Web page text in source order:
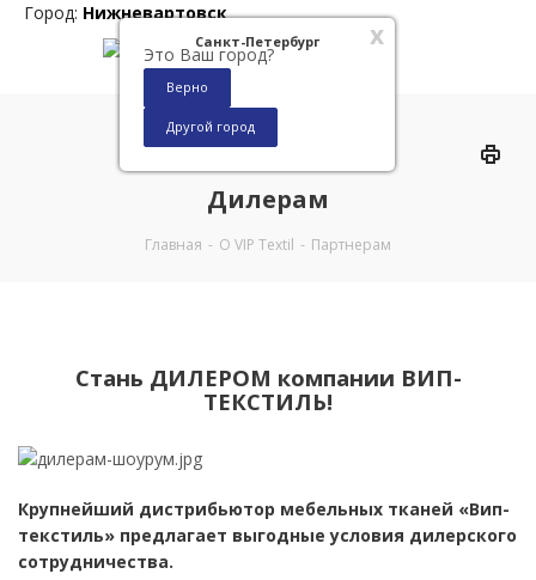
x
Санкт-Петербург
Это Ваш город?
Верно
Другой город
Город: Нижневартовск
Дилерам
Главная - О VIP Textil - Партнерам
Cтань ДИЛЕРОМ компании ВИП-
ТЕКСТИЛЬ!
Крупнейший дистрибьютор мебельных тканей «Вип-
текстиль» предлагает выгодные условия дилерского
сотрудничества.